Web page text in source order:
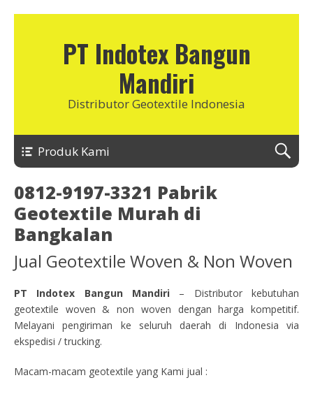
PT Indotex Bangun
Mandiri
Distributor Geotextile Indonesia
Produk Kami
0812-9197-3321 Pabrik
Geotextile Murah di
Bangkalan
Jual Geotextile Woven & Non Woven
PT Indotex Bangun Mandiri – Distributor kebutuhan
geotextile woven & non woven dengan harga kompetitif.
Melayani pengiriman ke seluruh daerah di Indonesia via
ekspedisi / trucking.
Macam-macam geotextile yang Kami jual :